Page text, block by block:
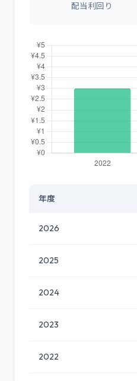
配当利回り
年度
2026
2025
2024
2023
2022